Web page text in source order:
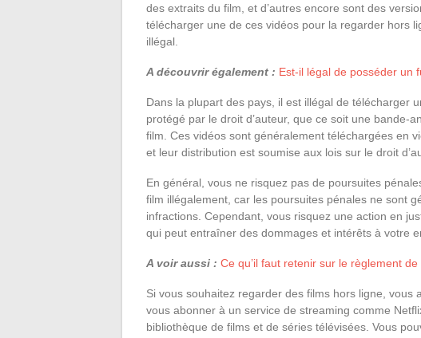
des extraits du film, et d’autres encore sont des
télécharger une de ces vidéos pour la regarder hors
illégal.
A découvrir également : Est-il légal de posséder un
Dans la plupart des pays, il est illégal de télécharger
protégé par le droit d’auteur, que ce soit une bande-
film. Ces vidéos sont généralement téléchargées en
et leur distribution est soumise aux lois sur le droit
En général, vous ne risquez pas de poursuites
film illégalement, car les poursuites pénales ne sont
infractions. Cependant, vous risquez une action en
qui peut entraîner des dommages et intérêts à votre
A voir aussi : Ce qu’il faut retenir sur le règlement
Si vous souhaitez regarder des films hors ligne, vous
vous abonner à un service de streaming comme
bibliothèque de films et de séries télévisées. Vous